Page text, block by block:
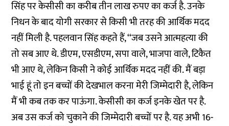
सिंह पर केसीसी का करीब तीन लाख रुपए का कर्ज है. उनके
निधन के बाद योगी सरकार से किसी भी तरह की आर्थिक मदद
नहीं मिली है. पहलवान सिंह कहते हैं, ‘‘जब उसने आत्महत्या की
तो सब आए थे. डीएम, एसडीएम, सपा वाले, भाजपा वाले, टिकैत
भी आए थे, लेकिन किसी ने कोई आर्थिक मदद नहीं की. मैं बड़ा
भाई हूं तो इन बच्चों की देखभाल करना मेरी जिम्मेदारी है, लेकिन
मैं भी कब तक कर पाऊंगा. केसीसी का कर्ज इनके खेत पर है.
अब उस कर्ज को चुकाने की जिम्मेदारी बच्चों पर है. यह अभी 16-